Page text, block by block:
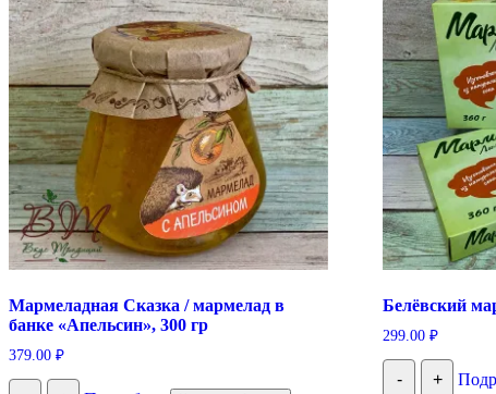
Мармеладная Сказка / мармелад в
банке «Апельсин», 300 гр
379.00 ₽
Белёвский
299.00₽
- +